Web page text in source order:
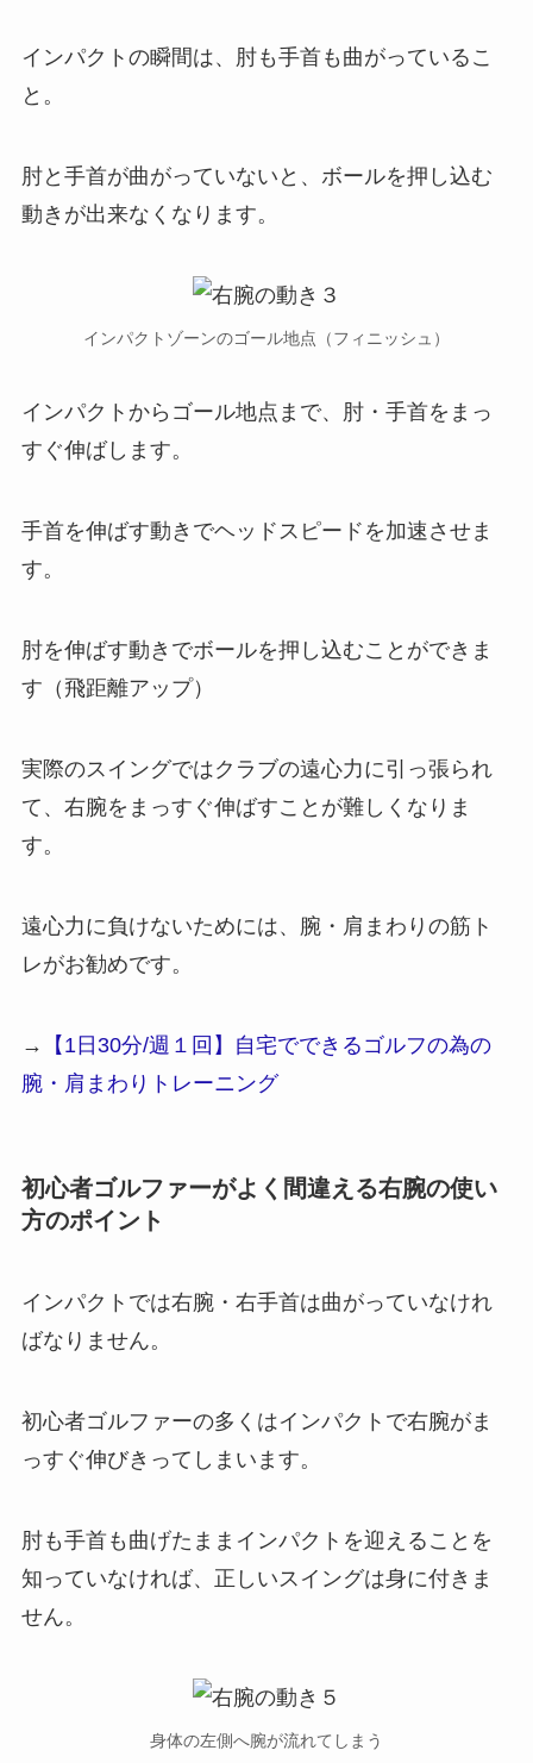
インパクトの瞬間は、肘も手首も曲がっているこ
と。
肘と手首が曲がっていないと、ボールを押し込む
動きが出来なくなります。
インパクトゾーンのゴール地点（フィニッシュ）
インパクトからゴール地点まで、肘・手首をまっ
すぐ伸ばします。
手首を伸ばす動きでヘッドスピードを加速させま
す。
肘を伸ばす動きでボールを押し込むことができま
す（飛距離アップ）
実際のスイングではクラブの遠心力に引っ張られ
て、右腕をまっすぐ伸ばすことが難しくなりま
す。
遠心力に負けないためには、腕・肩まわりの筋ト
レがお勧めです。
→
【1日30分/週１回】自宅でできるゴルフの為の
腕・肩まわりトレーニング
初心者ゴルファーがよく間違える右腕の使い
方のポイント
インパクトでは右腕・右手首は曲がっていなけれ
ばなりません。
初心者ゴルファーの多くはインパクトで右腕がま
っすぐ伸びきってしまいます。
肘も手首も曲げたままインパクトを迎えることを
知っていなければ、正しいスイングは身に付きま
せん。
身体の左側へ腕が流れてしまう